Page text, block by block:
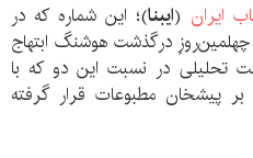
ایران (ایبنا)؛ این شماره که در
درگذشت هوشنگ ابتهاج
تحلیلی در نسبت این دو که با
پیشخان مطبوعات قرار گرفته